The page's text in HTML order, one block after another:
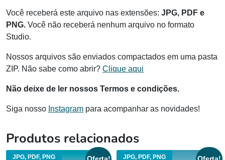
Você receberá este arquivo nas extensões: JPG, PDF e
PNG. Você não receberá nenhum arquivo no formato
Studio.
Nossos arquivos são enviados compactados em uma pasta
ZIP. Não sabe como abrir? Clique aqui
Não deixe de ler nossos Termos e condições.
Siga nosso Instagram para acompanhar as novidades!
Produtos relacionados
JPG, PDF, PNG JPG, PDF, PNG